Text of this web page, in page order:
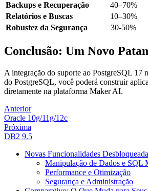
Backups e Recuperação
40–70%
Relatórios e Buscas
10–30%
Robustez da Segurança
30-50%
Conclusão: Um Novo
A integração do suporte ao PostgreSQL 17
do PostgreSQL, você poderá construir
diretamente na plataforma Maker AI.
Anterior
Oracle 10g/11g/12c
Próxima
DB2 9.5
Novas Funcionalidades
Manipulação de Dados e SQL
Performance e Otimização
Segurança e Administração